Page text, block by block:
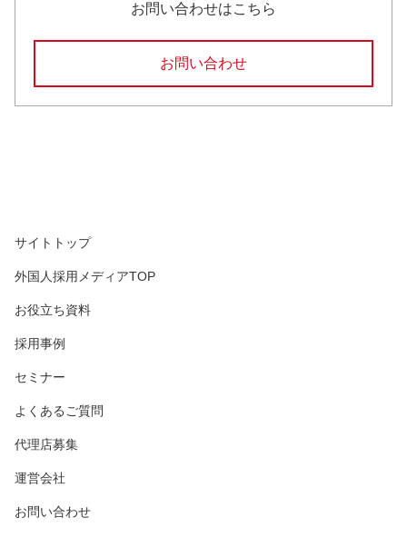
お問い合わせはこちら
お問い合わせ
サイトトップ
外国人採用メディアTOP
お役立ち資料
採用事例
セミナー
よくあるご質問
代理店募集
運営会社
お問い合わせ